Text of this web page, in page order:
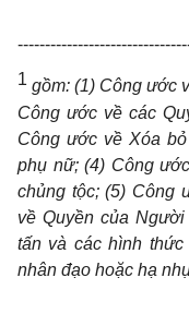
1 gồm: (1) Công ước
Công ước về các
Công ước về Xóa
phụ nữ; (4) Công
chủng tộc; (5) Công
về Quyền của
tấn và các hình
nhân đạo hoặc hạ